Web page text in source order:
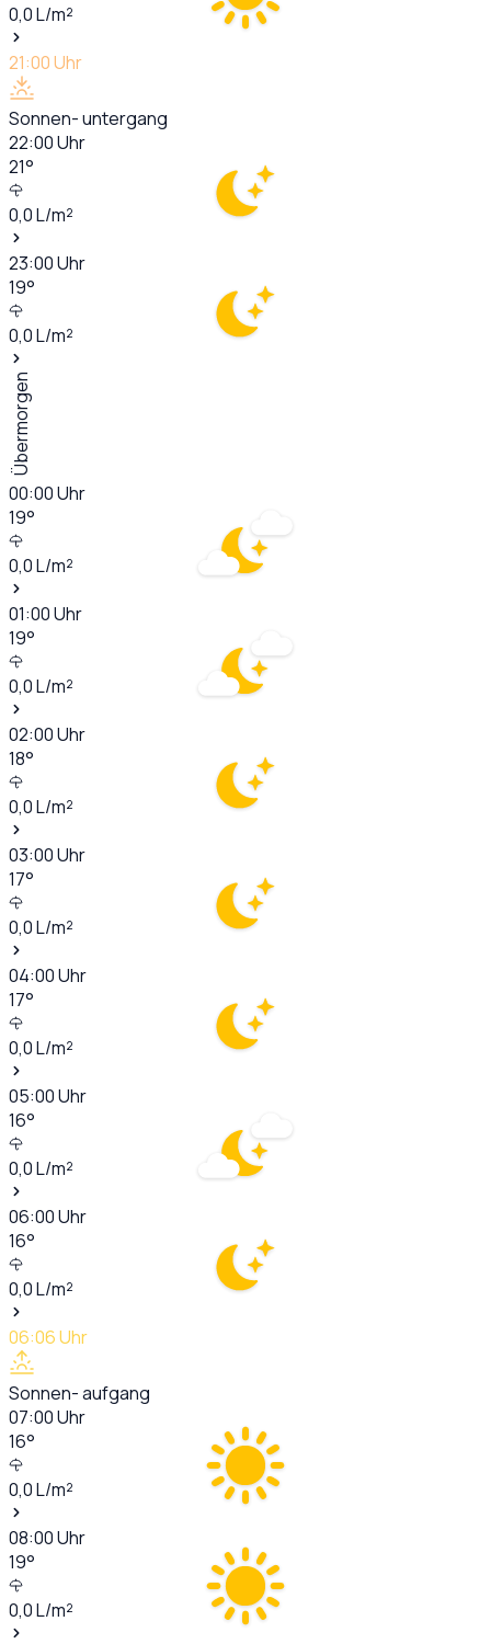
0,0L/m²
21:00Uhr
Sonnen- untergang
22:00Uhr
21°
0,0L/m²
23:00Uhr
19°
0,0L/m²
Übermorgen
00:00Uhr
19°
0,0L/m²
01:00Uhr
19°
0,0L/m²
02:00Uhr
18°
0,0L/m²
03:00Uhr
17°
0,0L/m²
04:00Uhr
17°
0,0L/m²
05:00Uhr
16°
0,0L/m²
06:00Uhr
16°
0,0L/m²
06:06Uhr
Sonnen- aufgang
07:00Uhr
16°
0,0L/m²
08:00Uhr
19°
0,0L/m²